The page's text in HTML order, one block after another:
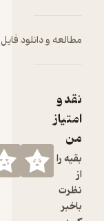
مطالعه و دانلود فایل
نقد و
امتیاز
من
بقیه را
نظرت
باخبر